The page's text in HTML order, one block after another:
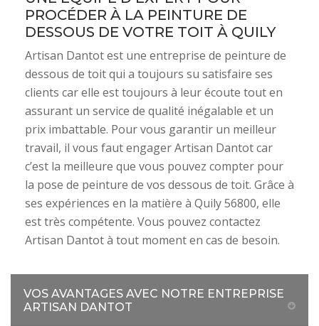
PROCÉDER À LA PEINTURE DE
DESSOUS DE VOTRE TOIT À QUILY
Artisan Dantot est une entreprise de peinture de
dessous de toit qui a toujours su satisfaire ses
clients car elle est toujours à leur écoute tout en
assurant un service de qualité inégalable et un
prix imbattable. Pour vous garantir un meilleur
travail, il vous faut engager Artisan Dantot car
c’est la meilleure que vous pouvez compter pour
la pose de peinture de vos dessous de toit. Grâce à
ses expériences en la matière à Quily 56800, elle
est très compétente. Vous pouvez contactez
Artisan Dantot à tout moment en cas de besoin.
VOS AVANTAGES AVEC NOTRE ENTREPRISE
ARTISAN DANTOT